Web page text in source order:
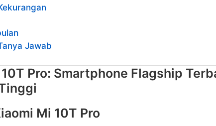
Jawab
Pro: Smartphone Flagship
Mi 10T Pro